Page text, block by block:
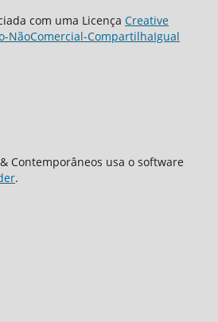
com uma Licença Creative
NãoComercial-CompartilhaIgual
Contemporâneos usa o software
.